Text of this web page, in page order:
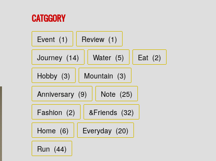
CATGGORY
Event (1) Review (1)
Journey (14) Water (5) Eat (2)
Hobby (3) Mountain (3)
Anniversary (9) Note (25)
Fashion (2) &Friends (32)
Home (6) Everyday (20)
Run (44)